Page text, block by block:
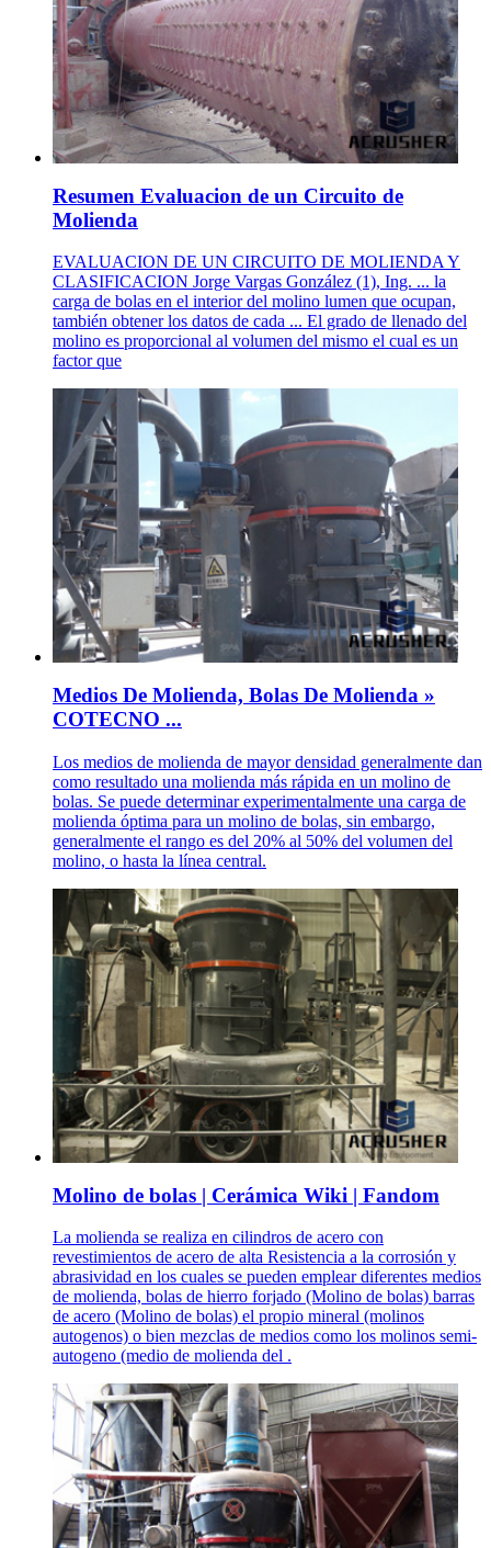
Resumen Evaluacion de un Circuito de
Molienda
EVALUACION DE UN CIRCUITO DE MOLIENDA Y
CLASIFICACION Jorge Vargas González (1), Ing. ... la
carga de bolas en el interior del molino lumen que ocupan,
también obtener los datos de cada ... El grado de llenado del
molino es proporcional al volumen del mismo el cual es un
factor que
Medios De Molienda, Bolas De Molienda »
COTECNO ...
Los medios de molienda de mayor densidad generalmente dan
como resultado una molienda más rápida en un molino de
bolas. Se puede determinar experimentalmente una carga de
molienda óptima para un molino de bolas, sin embargo,
generalmente el rango es del 20% al 50% del volumen del
molino, o hasta la línea central.
Molino de bolas | Cerámica Wiki | Fandom
La molienda se realiza en cilindros de acero con
revestimientos de acero de alta Resistencia a la corrosión y
abrasividad en los cuales se pueden emplear diferentes medios
de molienda, bolas de hierro forjado (Molino de bolas) barras
de acero (Molino de bolas) el propio mineral (molinos
autogenos) o bien mezclas de medios como los molinos semi-
autogeno (medio de molienda del .